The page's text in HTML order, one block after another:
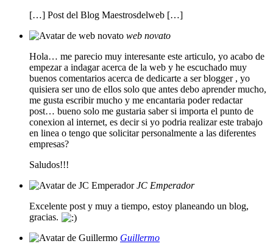
[…] Post del Blog Maestrosdelweb […]
web novato
Hola… me parecio muy interesante este articulo, yo acabo de
empezar a indagar acerca de la web y he escuchado muy
buenos comentarios acerca de dedicarte a ser blogger , yo
quisiera ser uno de ellos solo que antes debo aprender mucho,
me gusta escribir mucho y me encantaria poder redactar
post… bueno solo me gustaria saber si importa el punto de
conexion al internet, es decir si yo podria realizar este trabajo
en linea o tengo que solicitar personalmente a las diferentes
empresas?
Saludos!!!
JC Emperador
Excelente post y muy a tiempo, estoy planeando un blog,
gracias.
Guillermo